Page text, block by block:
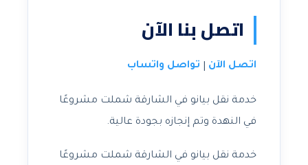
اتصل بنا الآن
اتصل الآن تواصل واتساب
خدمة نقل بيانو في الشارقة شملت مشروعًا
في النهدة وتم إنجازه بجودة عالية.
خدمة نقل بيانو في الشارقة شملت مشروعًا